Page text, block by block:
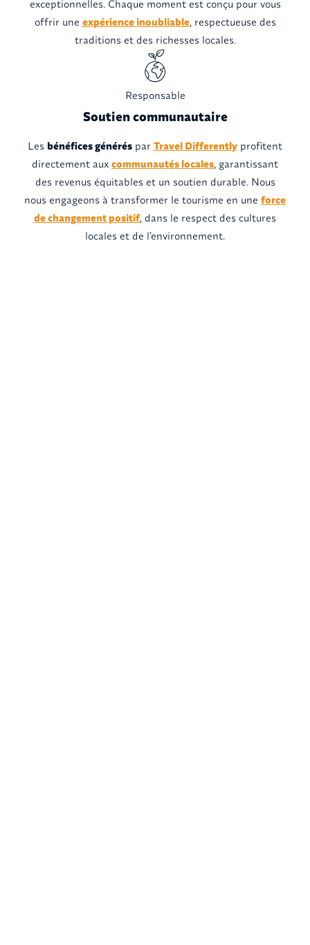
exceptionnelles. Chaque moment est conçu pour vous
offrir une expérience inoubliable, respectueuse des
traditions et des richesses locales.
Responsable
Soutien communautaire
Les bénéfices générés par Travel Differently profitent
directement aux communautés locales, garantissant
des revenus équitables et un soutien durable. Nous
nous engageons à transformer le tourisme en une force
de changement positif, dans le respect des cultures
locales et de l’environnement.